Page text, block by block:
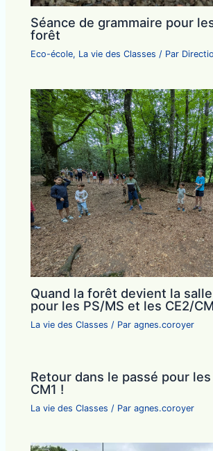
Séance de grammaire pour
forêt
Eco-école, La vie des Classes / Par
Quand la forêt devient la
pour les PS/MS et les CE2/
La vie des Classes / Paragnes.coroyer
Retour dans le passé pour les
CM1 !
La vie des Classes / Paragnes.coroyer